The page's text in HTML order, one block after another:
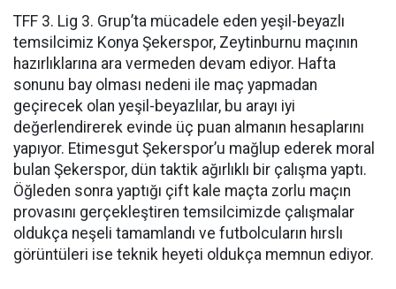
TFF 3. Lig 3. Grup’ta mücadele eden yeşil-beyazlı
temsilcimiz Konya Şekerspor, Zeytinburnu maçının
hazırlıklarına ara vermeden devam ediyor. Hafta
sonunu bay olması nedeni ile maç yapmadan
geçirecek olan yeşil-beyazlılar, bu arayı iyi
değerlendirerek evinde üç puan almanın hesaplarını
yapıyor. Etimesgut Şekerspor’u mağlup ederek moral
bulan Şekerspor, dün taktik ağırlıklı bir çalışma yaptı.
Öğleden sonra yaptığı çift kale maçta zorlu maçın
provasını gerçekleştiren temsilcimizde çalışmalar
oldukça neşeli tamamlandı ve futbolcuların hırslı
görüntüleri ise teknik heyeti oldukça memnun ediyor.